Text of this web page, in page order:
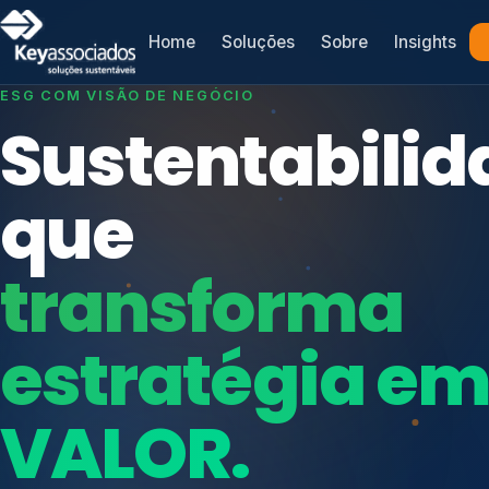
Home Soluções Sobre Insights
SISTEMAS DE GESTÃO OTIMIZADOS E INTEGRADOS
que
protege seu
negócio.
Consultoria, auditoria e treinamentos em ISO
Índices de Mercado
Reputação e Cadeia